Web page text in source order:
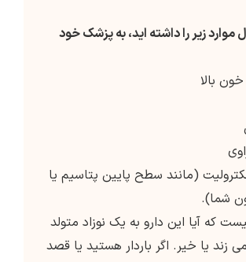
موارد زیر را داشته اید، به پزشک خود
بالا
(مانند سطح پایین پتاسیم یا
شما).
که آیا این دارو به یک نوزاد متولد
زند یا خیر. اگر باردار هستید یا قصد